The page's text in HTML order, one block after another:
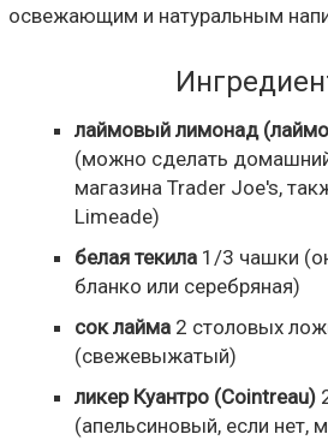
освежающим и натуральным
лаймовый лимонад
(можно сделать
магазина Trader Joe's,
Limeade)
белая текила 1/3 чашки
бланко или серебряная)
сок лайма 2 столовых
(свежевыжатый)
ликер Куантро (Cointreau)
(апельсиновый, если нет,